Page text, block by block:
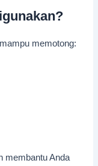
memotong:
membantu Anda